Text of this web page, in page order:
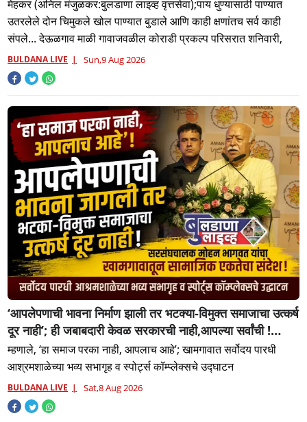
मेहकर (अनिल मंजुळकर:बुलडाणा लाइव्ह वृत्तसेवा);पाय धुण्यासाठी पाण्यात
उतरलेले दोन चिमुकले खोल पाण्यात बुडाले आणि काही क्षणांतच सर्व काही
संपले... देऊळगाव माळी गावाजवळील कोराडी प्रकल्प परिसरात शनिवारी,
BULDANA LIVE Sun,9 Aug 2026
‘आपलेपणाची भावना निर्माण झाली तर भटक्या-विमुक्त समाजाचा उत्कर्ष
दूर नाही’; ही जबाबदारी केवळ सरकारची नाही,आपल्या सर्वांची !
सरसंघचालक मोहनजी भागवत यांचे प्रतिपादन!
म्हणाले, ‘हा समाज परका नाही, आपलाच आहे’; खामगावात सर्वोदय पारधी
आश्रमशाळेच्या भव्य सभागृह व स्पोर्ट्स कॉम्प्लेक्सचे उद्घाटन
BULDANA LIVE Sat,8 Aug 2026